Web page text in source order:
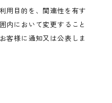
用目的を、関連性を有す
内において変更すること
客様に通知又は公表しま